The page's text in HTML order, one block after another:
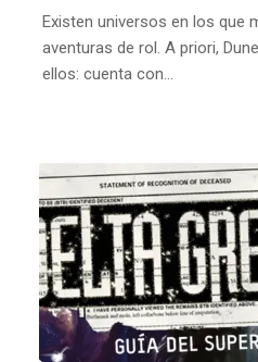
Existen universos en los que
aventuras de rol. A priori,
ellos: cuenta con…